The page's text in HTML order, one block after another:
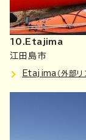
10.Etajima
江田島市
Etajima （外部リ